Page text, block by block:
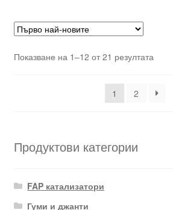
Показване на 1–12 от 21 резултатаSorted
1
2
Продуктови категории
FAP катализатори
Гуми и джанти